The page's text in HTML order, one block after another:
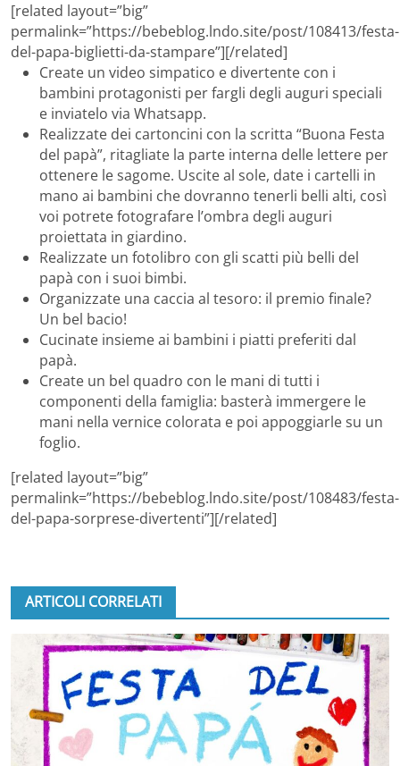
[related layout=”big”
permalink=”https://bebeblog.lndo.site/post/108413/festa-
del-papa-biglietti-da-stampare”][/related]
Create un video simpatico e divertente con i
bambini protagonisti per fargli degli auguri speciali
e inviatelo via Whatsapp.
Realizzate dei cartoncini con la scritta “Buona Festa
del papà”, ritagliate la parte interna delle lettere per
ottenere le sagome. Uscite al sole, date i cartelli in
mano ai bambini che dovranno tenerli belli alti, così
voi potrete fotografare l’ombra degli auguri
proiettata in giardino.
Realizzate un fotolibro con gli scatti più belli del
papà con i suoi bimbi.
Organizzate una caccia al tesoro: il premio finale?
Un bel bacio!
Cucinate insieme ai bambini i piatti preferiti dal
papà.
Create un bel quadro con le mani di tutti i
componenti della famiglia: basterà immergere le
mani nella vernice colorata e poi appoggiarle su un
foglio.
[related layout=”big”
permalink=”https://bebeblog.lndo.site/post/108483/festa-
del-papa-sorprese-divertenti”][/related]
ARTICOLI CORRELATI